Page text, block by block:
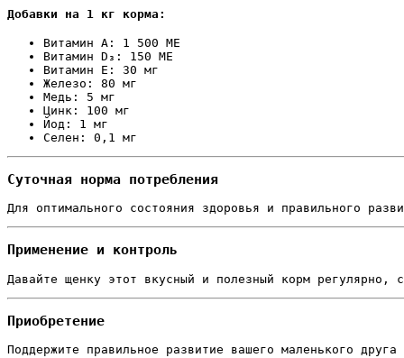
Добавки на 1 кг корма:
Витамин А: 1 500 МЕ
Витамин D₃: 150 МЕ
Витамин Е: 30 мг
Железо: 80 мг
Медь: 5 мг
Цинк: 100 мг
Йод: 1 мг
Селен: 0,1 мг
Суточная норма потребления
Для оптимального состояния здоровья и правильного
Применение и контроль
Давайте щенку этот вкусный и полезный корм регулярно,
Приобретение
Поддержите правильное развитие вашего маленького